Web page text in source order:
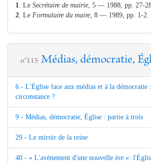
1 . Le Secrétaire de mairie , 5 — 1988, pp. 27-
2 . Le Formulaire du maire , 8 — 1989, pp. 1-2.
n°115 Médias, démocratie,
6 - L'Église face aux médias et à la démocratie
circonstance ?
9 - Médias, démocratie, Église : partie à trois
29 - Le miroir de la reine
40 - « L'avènement d'une nouvelle ère »: